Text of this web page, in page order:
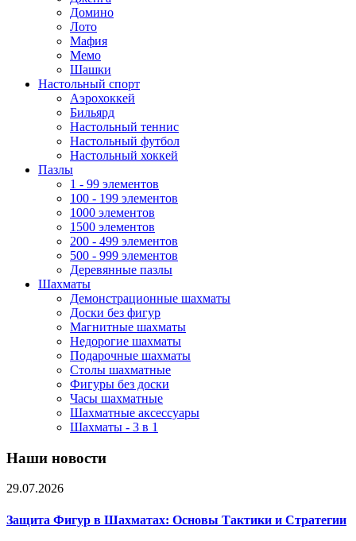
Домино
Лото
Мафия
Мемо
Шашки
Настольный спорт
Аэрохоккей
Бильярд
Настольный теннис
Настольный футбол
Настольный хоккей
Пазлы
1 - 99 элементов
100 - 199 элементов
1000 элементов
1500 элементов
200 - 499 элементов
500 - 999 элементов
Деревянные пазлы
Шахматы
Демонстрационные шахматы
Доски без фигур
Магнитные шахматы
Недорогие шахматы
Подарочные шахматы
Столы шахматные
Фигуры без доски
Часы шахматные
Шахматные аксессуары
Шахматы - 3 в 1
Наши новости
29.07.2026
Защита Фигур в Шахматах: Основы Тактики и Стратегии